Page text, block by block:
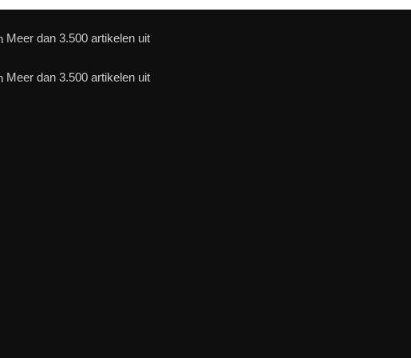
Meer dan 3.500 artikelen uit
Meer dan 3.500 artikelen uit